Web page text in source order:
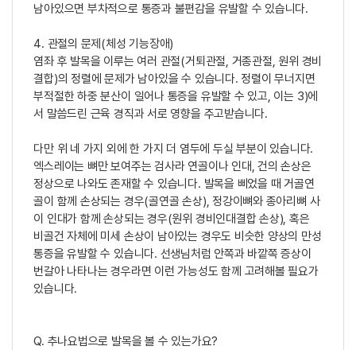
남아있으면 부차적으로 통증과 불편감을 유발할 수 있습니다.
4. 관절의 문제(체성 기능장애)
염좌 후 발목을 이루는 여러 관절(거퇴관절, 거종관절, 원위 경비
결합)의 정렬에 문제가 남아있을 수 있습니다. 정렬이 무너지면
부적절한 하중 분산이 일어나 통증을 유발할 수 있고, 이는 3)에
서 말씀드린 근육 경직과 서로 영향을 주고받습니다.
다만 위 네 가지 외에 한 가지 더 염두에 두실 부분이 있습니다.
엑스레이는 뼈만 보여주는 검사라 연골이나 인대, 건의 손상은
정상으로 나와도 존재할 수 있습니다. 발목을 삐었을 때 거골연
골이 함께 손상되는 경우(골연골 손상), 정강이뼈와 종아리뼈 사
이 인대가 함께 손상되는 경우(원위 경비인대결합 손상), 혹은
비골건 자체에 미세 손상이 남아있는 경우도 비슷한 양상의 만성
통증을 유발할 수 있습니다. 선생님처럼 안쪽과 바깥쪽 증상이
번갈아 나타나는 경우라면 이런 가능성도 함께 고려해볼 필요가
있습니다.
Q. 추나요법으로 발목을 볼 수 있는가요?